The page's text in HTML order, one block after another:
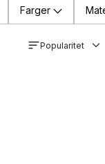
Farger
Popularitet